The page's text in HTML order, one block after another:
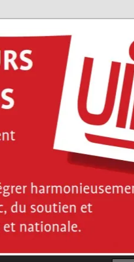
Haute École de la Province